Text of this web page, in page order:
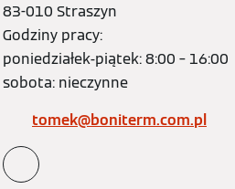
83-010 Straszyn
Godziny pracy:
poniedziałek-piątek: 8:00 – 16:00
sobota: nieczynne
tomek@boniterm.com.pl